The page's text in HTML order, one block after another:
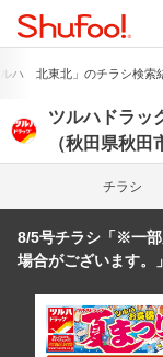
ハ 北東北」のチラシ検索
ツルハドラッ
（秋田県秋田
チラシ
8/5号チラシ「※一
場合がございます。」